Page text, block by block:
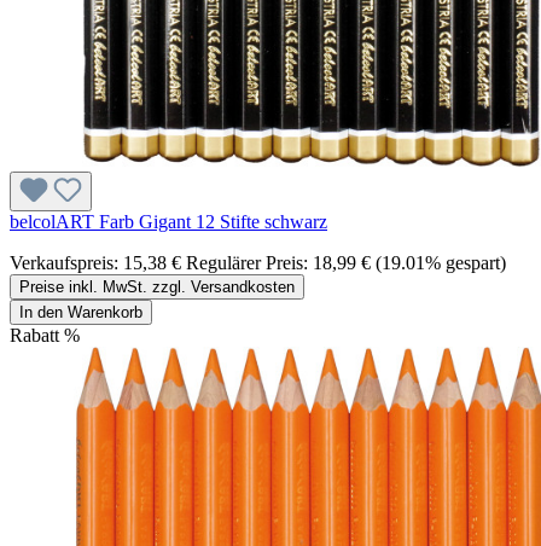
belcolART Farb Gigant 12 Stifte schwarz
Verkaufspreis: 15,38 € Regulärer Preis: 18,99 € (19.01% gespart)
Preise inkl. MwSt. zzgl. Versandkosten
In den Warenkorb
Rabatt %